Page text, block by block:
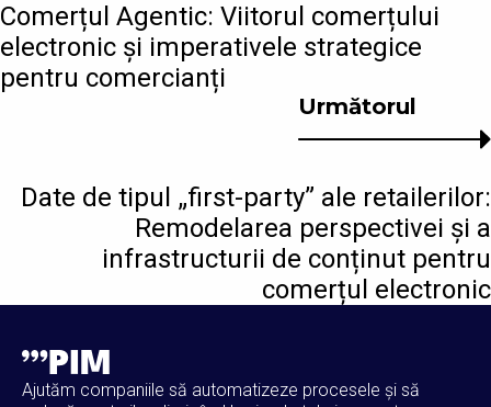
Următorul
Date de tipul „first-party” ale retailerilor:
Remodelarea perspectivei și a
infrastructurii de conținut pentru
comerțul electronic
Comerțul Agentic: Viitorul comerțului
electronic și imperativele strategice
pentru comercianți
Ajutăm companiile să automatizeze procesele și să